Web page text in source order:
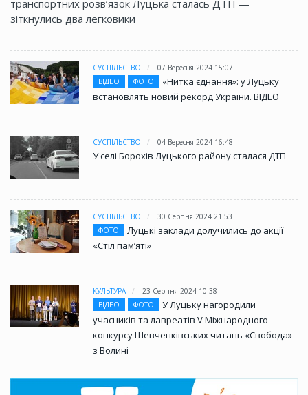
транспортних розв’язок Луцька сталась ДТП —
зіткнулись два легковики
СУСПІЛЬСТВО
07 Вересня 2024 15:07
ВІДЕО
ФОТО
«Нитка єднання»: у Луцьку
встановлять новий рекорд України. ВІДЕО
СУСПІЛЬСТВО 04 Вересня 2024 16:48
У селі Борохів Луцького району сталася ДТП
СУСПІЛЬСТВО
30 Серпня 2024 21:53
ФОТО
Луцькі заклади долучились до акції
«Стіл памʼяті»
КУЛЬТУРА
23 Серпня 2024 10:38
ВІДЕО
ФОТО
У Луцьку нагородили
учасників та лавреатів V Міжнародного
конкурсу Шевченківських читань «Свобода»
з Волині